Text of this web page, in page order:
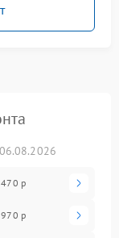
470 р
970 р